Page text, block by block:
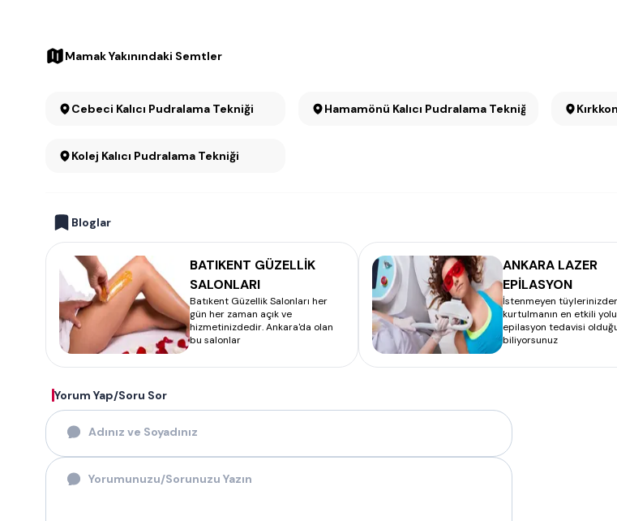
Mamak Yakınındaki Semtler
Cebeci Kalıcı Pudralama Tekniği Hamamönü Kalıcı Pudralama Tekniği
Kolej Kalıcı Pudralama Tekniği
Bloglar
BATIKENT GÜZELLİK
SALONLARI
Batıkent Güzellik Salonları her
gün her zaman açık ve
hizmetinizdedir. Ankara'da olan
bu salonlar
ANKARA LAZER
EPİLASYON
İstenmeyen
kurtulmanın en etkili
epilasyon tedavisi
biliyorsunuz
Yorum Yap/Soru Sor